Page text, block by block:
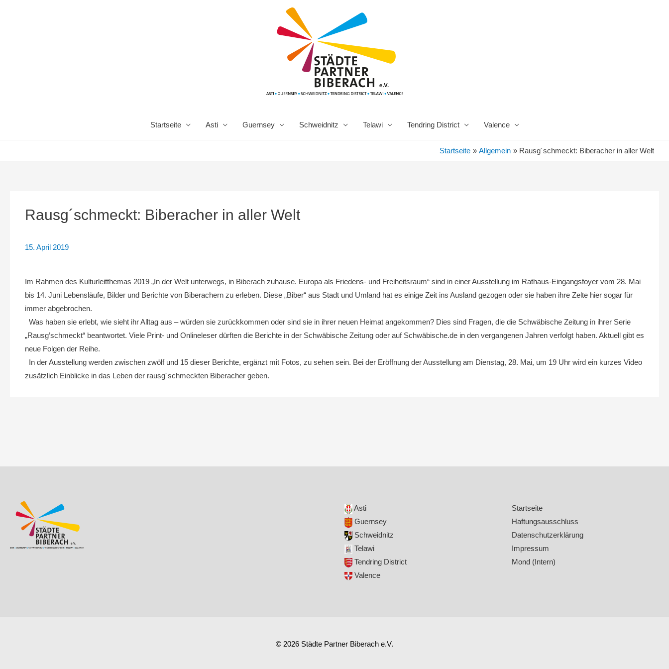
Startseite Asti Guernsey Schweidnitz Telawi Tendring District Valence
Startseite Allgemein Rausg´schmeckt: Biberacher in aller Welt
Rausg´schmeckt: Biberacher in aller Welt
15. April 2019
Im Rahmen des Kulturleitthemas 2019 „In der Welt unterwegs, in Biberach zuhause. Europa als Friedens- und Freiheitsraum“ sind in einer Ausstellung im Rathaus-Eingangsfoyer vom 28. Mai
bis 14. Juni Lebensläufe, Bilder und Berichte von Biberachern zu erleben. Diese „Biber“ aus Stadt und Umland hat es einige Zeit ins Ausland gezogen oder sie haben ihre Zelte hier sogar für
immer abgebrochen.
Was haben sie erlebt, wie sieht ihr Alltag aus – würden sie zurückkommen oder sind sie in ihrer neuen Heimat angekommen? Dies sind Fragen, die die Schwäbische Zeitung in ihrer Serie
„Rausg’schmeckt“ beantwortet. Viele Print- und Onlineleser dürften die Berichte in der Schwäbische Zeitung oder auf Schwäbische.de in den vergangenen Jahren verfolgt haben. Aktuell gibt es
neue Folgen der Reihe.
In der Ausstellung werden zwischen zwölf und 15 dieser Berichte, ergänzt mit Fotos, zu sehen sein. Bei der Eröffnung der Ausstellung am Dienstag, 28. Mai, um 19 Uhr wird ein kurzes Video
zusätzlich Einblicke in das Leben der rausg´schmeckten Biberacher geben.
Asti
Guernsey
Schweidnitz
Telawi
Tendring District
Valence
Startseite
Haftungsausschluss
Datenschutzerklärung
Impressum
Mond (Intern)
© 2026 Städte Partner Biberach e.V.